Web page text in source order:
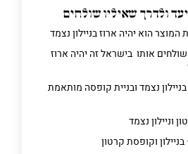
ולדרך שאיליו שולחים
הוא יהיה ארוז בניילון נצמד
אותו בישראל זה יהיה ארוז
נצמד ובניית קופסה מותאמת
וניילון נצמד
בניילון וקופסת קרטון